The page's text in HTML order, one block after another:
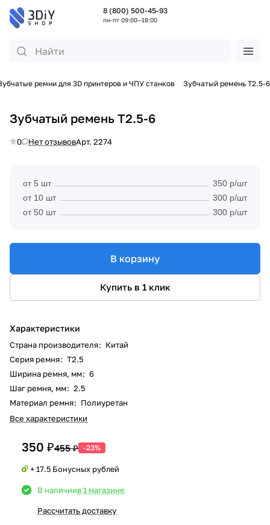
8 (800) 500-45-93
пн-пт 09:00—18:00
ремни для 3D принтеров и ЧПУ станков Зубчатый ремень T2.5-6
Зубчатый ремень T2.5-6
0 Нет отзывовАрт. 2274
от 5 шт
350 р/шт
от 10 шт
300 р/шт
от 50 шт
300 р/шт
В корзину
Купить в 1 клик
Характеристики
Страна производителя: Китай
Серия ремня: T2.5
Ширина ремня, мм: 6
Шаг ремня, мм: 2.5
Материал ремня: Полиуретан
Все характеристики
350 ₽455 ₽ -23%
+ 17.5 Бонусных рублей
В наличиив 1 магазине
Рассчитать доставку